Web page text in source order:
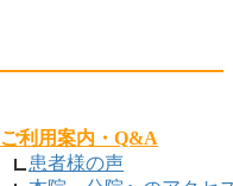
ご利用案内・Q&A
患者様の声